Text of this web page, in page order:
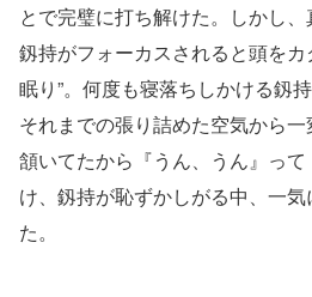
とで完璧に打ち解けた。しかし、
釼持がフォーカスされると頭を
眠り”。何度も寝落ちしかける釼
それまでの張り詰めた空気から
頷いてたから『うん、うん』っ
け、釼持が恥ずかしがる中、一
た。